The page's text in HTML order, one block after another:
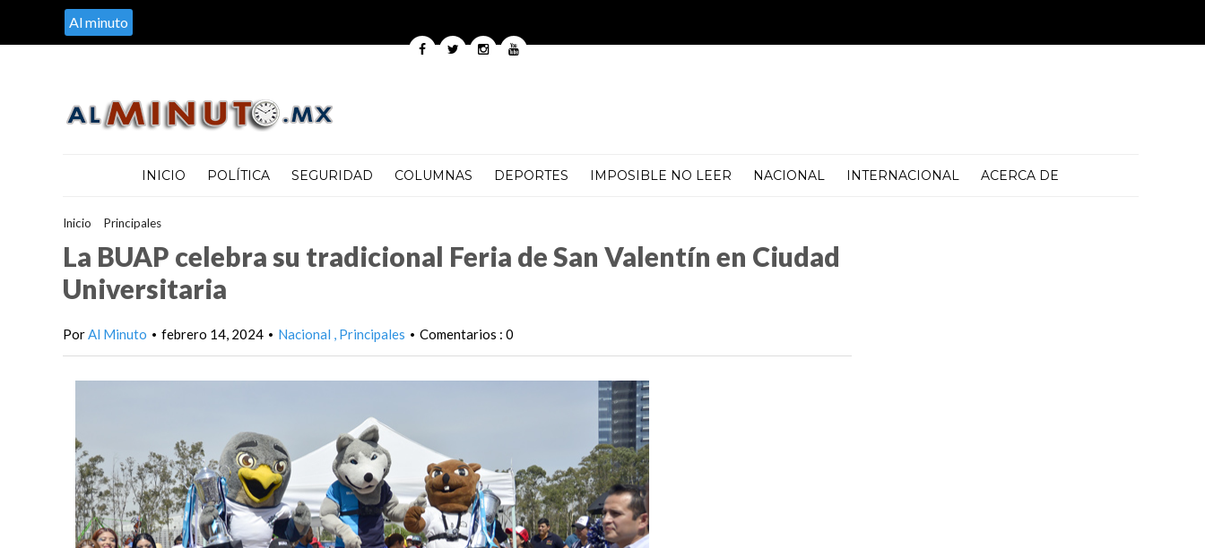
Al minuto
INICIO POLÍTICA SEGURIDAD COLUMNAS DEPORTES IMPOSIBLE NO LEER NACIONAL INTERNACIONAL ACERCA DE
Inicio Principales>
La BUAP celebra su tradicional Feria de San Valentín en Ciudad
Universitaria
PorAl Minuto • febrero 14, 2024 • Nacional Principales • Comentarios : 0